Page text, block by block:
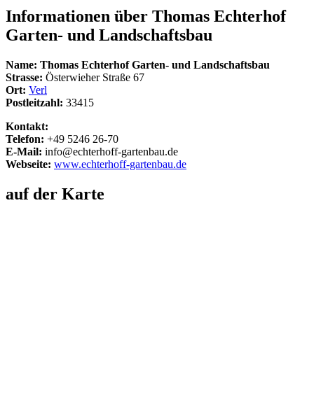
Informationen über Thomas Echterhof
Garten- und Landschaftsbau
Name: Thomas Echterhof Garten- und Landschaftsbau
Strasse: Österwieher Straße 67
Ort: Verl
Postleitzahl: 33415
Kontakt:
Telefon: +49 5246 26-70
E-Mail: info@echterhoff-gartenbau.de
Webseite: www.echterhoff-gartenbau.de
auf der Karte